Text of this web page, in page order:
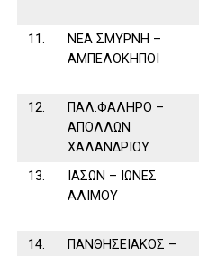
11.
ΝΕΑ ΣΜΥΡΝΗ –
ΑΜΠΕΛΟΚΗΠΟΙ
12.
ΠΑΛ.ΦΑΛΗΡΟ –
ΑΠΟΛΛΩΝ
ΧΑΛΑΝΔΡΙΟΥ
13.
ΙΑΣΩΝ – ΙΩΝΕΣ
ΑΛΙΜΟΥ
14.
ΠΑΝΘΗΣΕΙΑΚΟΣ –